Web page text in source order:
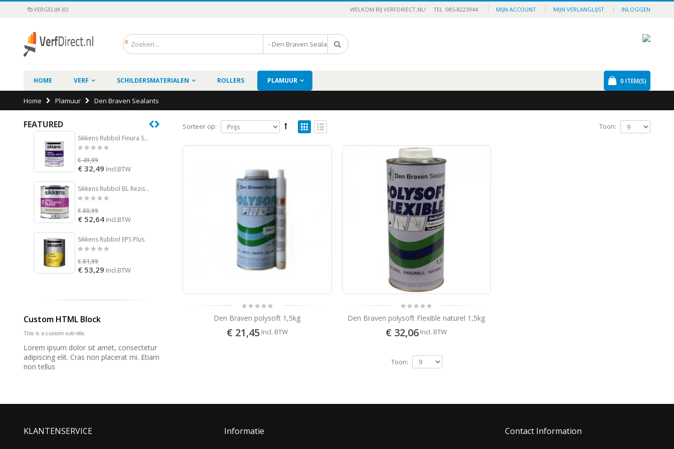
VERGELIJK (0) MIJN ACCOUNT MIJN VERLANGLIJST INLOGGEN
WELKOM BIJ VERFDIRECT.NL! TEL :085-8223944
0 ITEM(S)
HOME VERF SCHILDERSMATERIALEN ROLLERS PLAMUUR
Home Plamuur Den Braven Sealants
Sorteer op: Toon:
Den Braven polysoft 1,5kg
€ 21,45 Incl. BTW
Den Braven polysoft Flexible naturel 1,5kg
€ 32,06 Incl. BTW
Toon:
FEATURED
Sikkens Rubbol Finura Satin
€ 49,99
€ 32,49 Incl.BTW
Sikkens Rubbol BL Rezisto Primer
€ 80,99
€ 52,64 Incl.BTW
Sikkens Rubbol EPS Plus
€ 81,99
€ 53,29 Incl.BTW
Incl.BTW
Sikkens Rubbol Primer Express
Incl.BTW
Sikkens Rubbol Primer ( Plus )
Incl.BTW
Custom HTML Block
This is a custom sub-title.
Lorem ipsum dolor sit amet, consectetur
adipiscing elit. Cras non placerat mi. Etiam
non tellus
KLANTENSERVICE Informatie Contact Information